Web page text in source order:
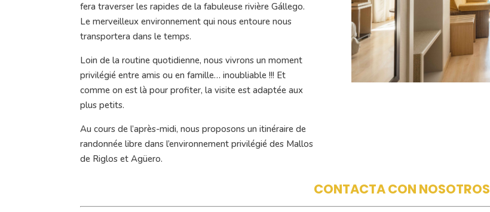
fera traverser les rapides de la fabuleuse rivière Gállego.
Le merveilleux environnement qui nous entoure nous
transportera dans le temps.
Loin de la routine quotidienne, nous vivrons un moment
privilégié entre amis ou en famille… inoubliable !!! Et
comme on est là pour profiter, la visite est adaptée aux
plus petits.
Au cours de l’après-midi, nous proposons un itinéraire de
randonnée libre dans l’environnement privilégié des Mallos
de Riglos et Agüero.
CONTACTA CON NOSOTROS